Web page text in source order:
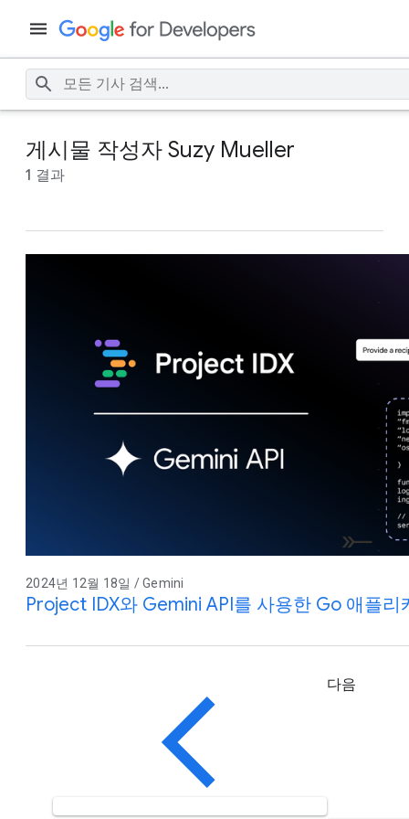
게시물 작성자 Suzy Mueller
1 결과
2024년 12월 18일 / Gemini
Project IDX와 Gemini API를 사용한 Go 애플리
다음